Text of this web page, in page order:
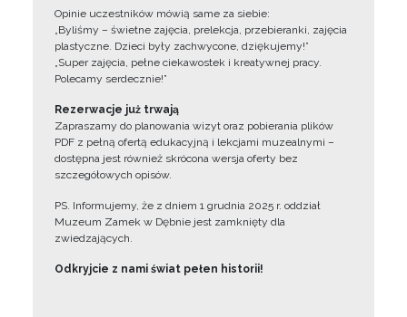
Opinie uczestników mówią same za siebie:
„Byliśmy – świetne zajęcia, prelekcja, przebieranki, zajęcia
plastyczne. Dzieci były zachwycone, dziękujemy!”
„Super zajęcia, pełne ciekawostek i kreatywnej pracy.
Polecamy serdecznie!”
Rezerwacje już trwają
Zapraszamy do planowania wizyt oraz pobierania plików
PDF z pełną ofertą edukacyjną i lekcjami muzealnymi –
dostępna jest również skrócona wersja oferty bez
szczegółowych opisów.
PS. Informujemy, że z dniem 1 grudnia 2025 r. oddział
Muzeum Zamek w Dębnie jest zamknięty dla
zwiedzających.
Odkryjcie z nami świat pełen historii!